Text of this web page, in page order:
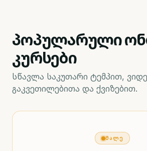
პოპულარული
კურსები
სწავლა საკუთარი ტემპით,
გაკვეთილებითა და ქვიზებით.
ᲛᲐᲚᲔ